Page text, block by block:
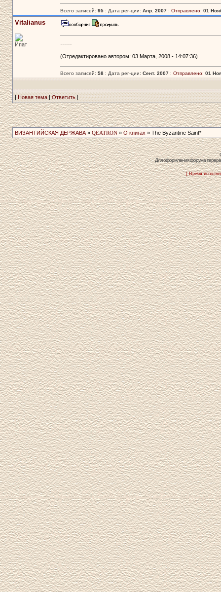
Всего записей: 95: Дата рег-ции: Апр. 2007: Отправлено: 01
Vitalianus
Ипат ......
(Отредактировано автором: 03 Марта, 2008 - 14:07:36)
Всего записей: 58: Дата рег-ции: Сент. 2007: Отправлено: 01
| Новая тема|Ответить|
ВИЗАНТИЙСКАЯ ДЕРЖАВА» QEATRON» О книгах » The Byzantine Saint*
Для оформления форума
[ Время